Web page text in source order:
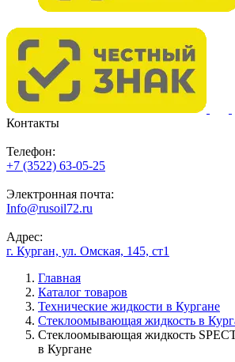
Контакты
Телефон:
+7 (3522) 63-05-25
Электронная почта:
Info@rusoil72.ru
Адрес:
г. Курган, ул. Омская, 145, ст1
Главная
Каталог товаров
Технические жидкости в Кургане
Стеклоомывающая жидкость в
Стеклоомывающая жидкость
в Кургане